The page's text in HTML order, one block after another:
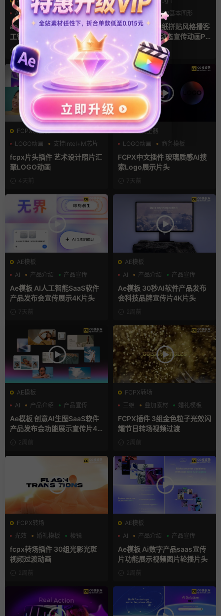
AI
产品介绍 产品宣传
ae片头模板 36秒科技感AI人
工智能SaaS产品图文数据展示
宣传视频AE模板
1天前
LOGO动画
PR基本图形
复古风
pr模板 做旧撕纸拼贴风格播客
节目开场介绍动态宣传动画PR
模版3天前
FCPX发生器
LOGO动画
支持Intel+M芯片
汇聚
fcpx片头插件 艺术设计照片汇
聚LOGO动画
4天前
FCPX发生器
LOGO动画
商务模板
支持Intel+M芯片
FCPX中文插件 玻璃质感AI搜
索Logo展示片头
7天前
AE模板
AI
产品介绍 产品宣传
Ae模板 AI人工智能SaaS软件
产品发布会宣传展示4K片头
7天前
AE模板
AI
产品介绍 产品宣传
Ae模板 30秒AI软件产品发布
会科技品牌宣传片4K片头
2周前
AE模板
AI
产品介绍 产品宣传
Ae模板 创意AI生图SaaS软件
产品发布会功能展示宣传片4K
片头2周前
FCPX转场
三维
叠加素材 婚礼模板
FCPX插件 3组金色粒子光效闪
耀节日转场视频过渡
2周前
FCPX转场
光效
婚礼模板 棱镜
fcpx转场插件 30组光影光斑
视频过渡动画
2周前
AE模板
AI
产品介绍 产品宣传
Ae模板 Ai数字产品saas宣传
片功能展示视频图片轮播片头
2周前